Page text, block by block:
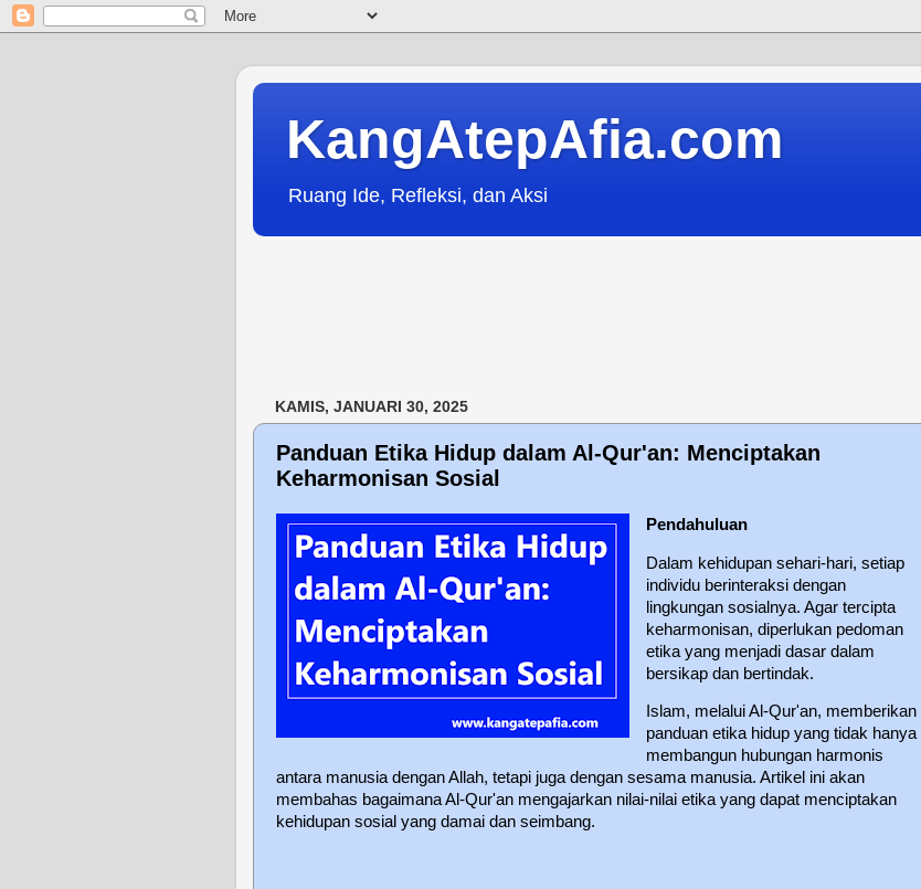
KangAtepAfia.com
Ruang Ide, Refleksi, dan Aksi
KAMIS, JANUARI 30, 2025
Panduan Etika Hidup dalam Al-Qur'an: Menciptakan
Keharmonisan Sosial
Pendahuluan
Dalam kehidupan sehari-hari, setiap
individu berinteraksi dengan
lingkungan sosialnya. Agar tercipta
keharmonisan, diperlukan pedoman
etika yang menjadi dasar dalam
bersikap dan bertindak.
Islam, melalui Al-Qur'an, memberikan
panduan etika hidup yang tidak hanya
membangun hubungan harmonis
antara manusia dengan Allah, tetapi juga dengan sesama manusia. Artikel ini akan
membahas bagaimana Al-Qur'an mengajarkan nilai-nilai etika yang dapat menciptakan
kehidupan sosial yang damai dan seimbang.